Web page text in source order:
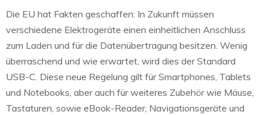
Die EU hat Fakten geschaffen: In Zukunft müssen
verschiedene Elektrogeräte einen einheitlichen Anschluss
zum Laden und für die Datenübertragung besitzen. Wenig
überraschend und wie erwartet, wird dies der Standard
USB-C. Diese neue Regelung gilt für Smartphones, Tablets
und Notebooks, aber auch für weiteres Zubehör wie Mäuse,
Tastaturen, sowie eBook-Reader, Navigationsgeräte und